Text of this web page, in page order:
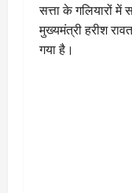
सत्ता के गलियारों में
मुख्यमंत्री हरीश
गया है।